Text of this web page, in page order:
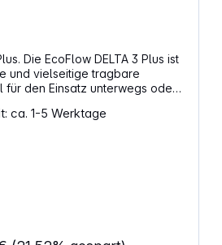
Die EcoFlow DELTA 3 Plus ist
und vielseitige tragbare
für den Einsatz unterwegs oder
Eigenschaften:
4.000 Zyklen bis 80 %
ca. 1-5 Werktage